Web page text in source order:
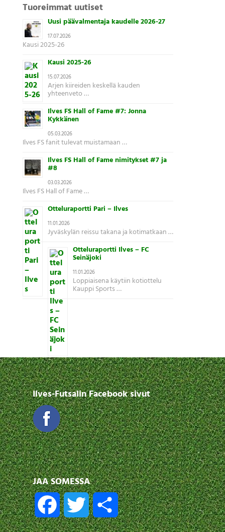
Tuoreimmat uutiset
Uusi päävalmentaja kaudelle 2026-27
17.07.2026
Kausi 2025-26
Kausi 2025-26
15.07.2026
Arjen kiireiden keskellä kauden
yhteenveto …
Ilves FS Hall of Fame #7: Jonna
Kykkänen
05.03.2026
Ilves FS fanit tulevat muistamaan …
Ilves FS Hall of Fame nimitykset #7 ja
#8
03.03.2026
Ilves FS Hall of Fame …
Otteluraportti Pari – Ilves
11.01.2026
Jyväskylän reissu takana ja kotimatkaan …
Otteluraportti Ilves – FC
Seinäjoki
11.01.2026
Loppiaisena käytiin kotiottelu
Kauppi Sports …
Ilves-Futsalin Facebook sivut
JAA SOMESSA
F
T
S